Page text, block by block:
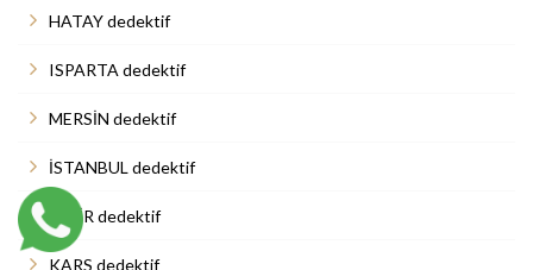
HATAY dedektif
ISPARTA dedektif
MERSİN dedektif
İSTANBUL dedektif
İZMİR dedektif
KARS dedektif